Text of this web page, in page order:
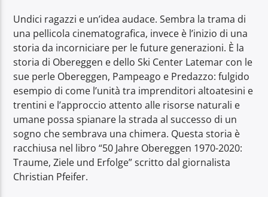
Radio Dolomiti
Undici ragazzi e un’idea audace. Sembra la trama di
una pellicola cinematografica, invece è l’inizio di una
storia da incorniciare per le future generazioni. È la
storia di Obereggen e dello Ski Center Latemar con le
sue perle Obereggen, Pampeago e Predazzo: fulgido
esempio di come l’unità tra imprenditori altoatesini e
trentini e l’approccio attento alle risorse naturali e
umane possa spianare la strada al successo di un
sogno che sembrava una chimera. Questa storia è
racchiusa nel libro “50 Jahre Obereggen 1970-2020:
Traume, Ziele und Erfolge” scritto dal giornalista
Christian Pfeifer.